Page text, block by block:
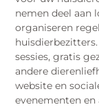
nemen deel aan
organiseren
sessies, gratis
andere
website en
evenementen